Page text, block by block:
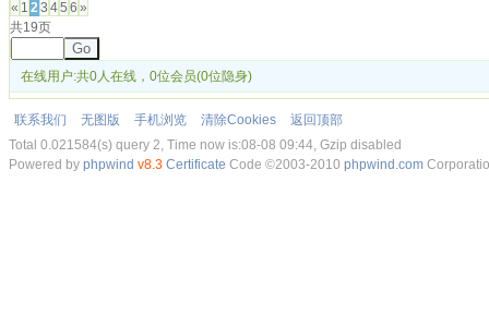
« 1 23 45 6 »
共19页
Go
在线用户:共0人在线，0位会员(0位隐身)
联系我们 无图版 手机浏览 清除Cookies
返回顶部
Total 0.021584(s) query 2, Time now is:08-08 09:44, Gzip disabled
Powered by phpwind v8.3 Certificate Code ©2003-2010 phpwind.com